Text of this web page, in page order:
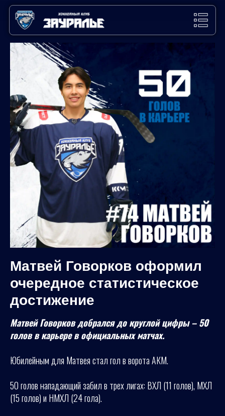
Матвей Говорков оформил
очередное статистическое
достижение
Матвей Говорков добрался до круглой цифры – 50
голов в карьере в официальных матчах.
Юбилейным для Матвея стал гол в ворота АКМ.
50 голов нападающий забил в трех лигах: ВХЛ (11 голов), МХЛ
(15 голов) и НМХЛ (24 гола).